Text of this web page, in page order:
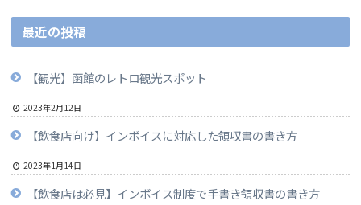
最近の投稿
【観光】函館のレトロ観光スポット
2023年2月12日
【飲食店向け】インボイスに対応した領収書の書き方
2023年1月14日
【飲食店は必見】インボイス制度で手書き領収書の書き方